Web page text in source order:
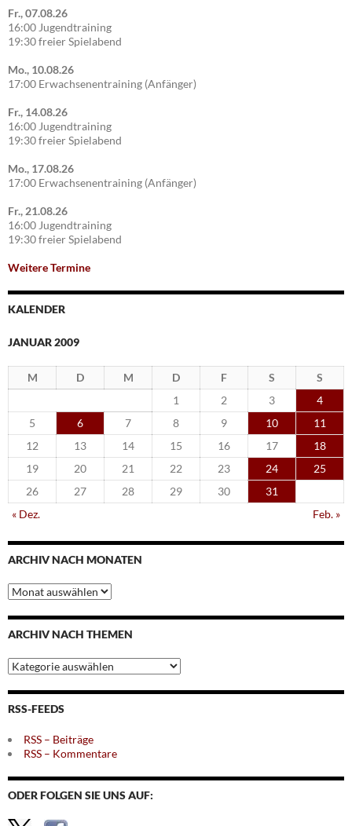
Fr., 07.08.26
16:00 Jugendtraining
19:30 freier Spielabend
Mo., 10.08.26
17:00 Erwachsenentraining (Anfänger)
Fr., 14.08.26
16:00 Jugendtraining
19:30 freier Spielabend
Mo., 17.08.26
17:00 Erwachsenentraining (Anfänger)
Fr., 21.08.26
16:00 Jugendtraining
19:30 freier Spielabend
Weitere Termine
KALENDER
JANUAR 2009
M D M D F S
S
1
2 3
4
5
6 7 8 9 10
11
12
13 14 15 16 17
18
19
20 21 22 23 24
25
26
27 28 29 30
31
« Dez.
Feb. »
ARCHIV NACH MONATEN
Archiv
nach
Monaten
ARCHIV NACH THEMEN
Archiv
nach
Themen
RSS-FEEDS
RSS – Beiträge
RSS – Kommentare
ODER FOLGEN SIE UNS AUF: